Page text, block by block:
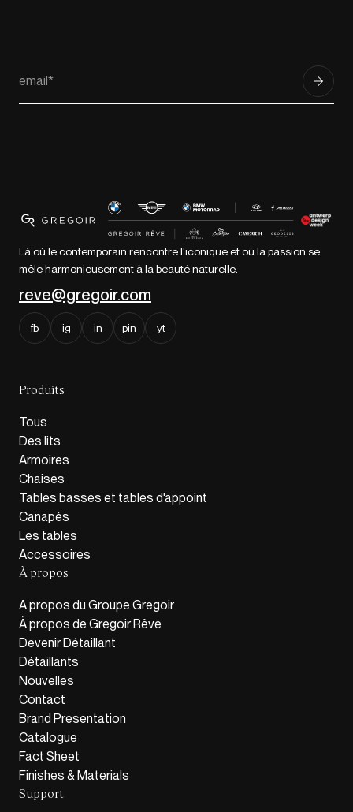
Là où le contemporain rencontre l'iconique et où la passion se
mêle harmonieusement à la beauté naturelle.
reve@gregoir.com
fb ig in pin yt
Produits
Tous
Des lits
Armoires
Chaises
Tables basses et tables d'appoint
Canapés
Les tables
Accessoires
À propos
A propos du Groupe Gregoir
À propos de Gregoir Rêve
Devenir Détaillant
Détaillants
Nouvelles
Contact
Brand Presentation
Catalogue
Fact Sheet
Finishes & Materials
Support